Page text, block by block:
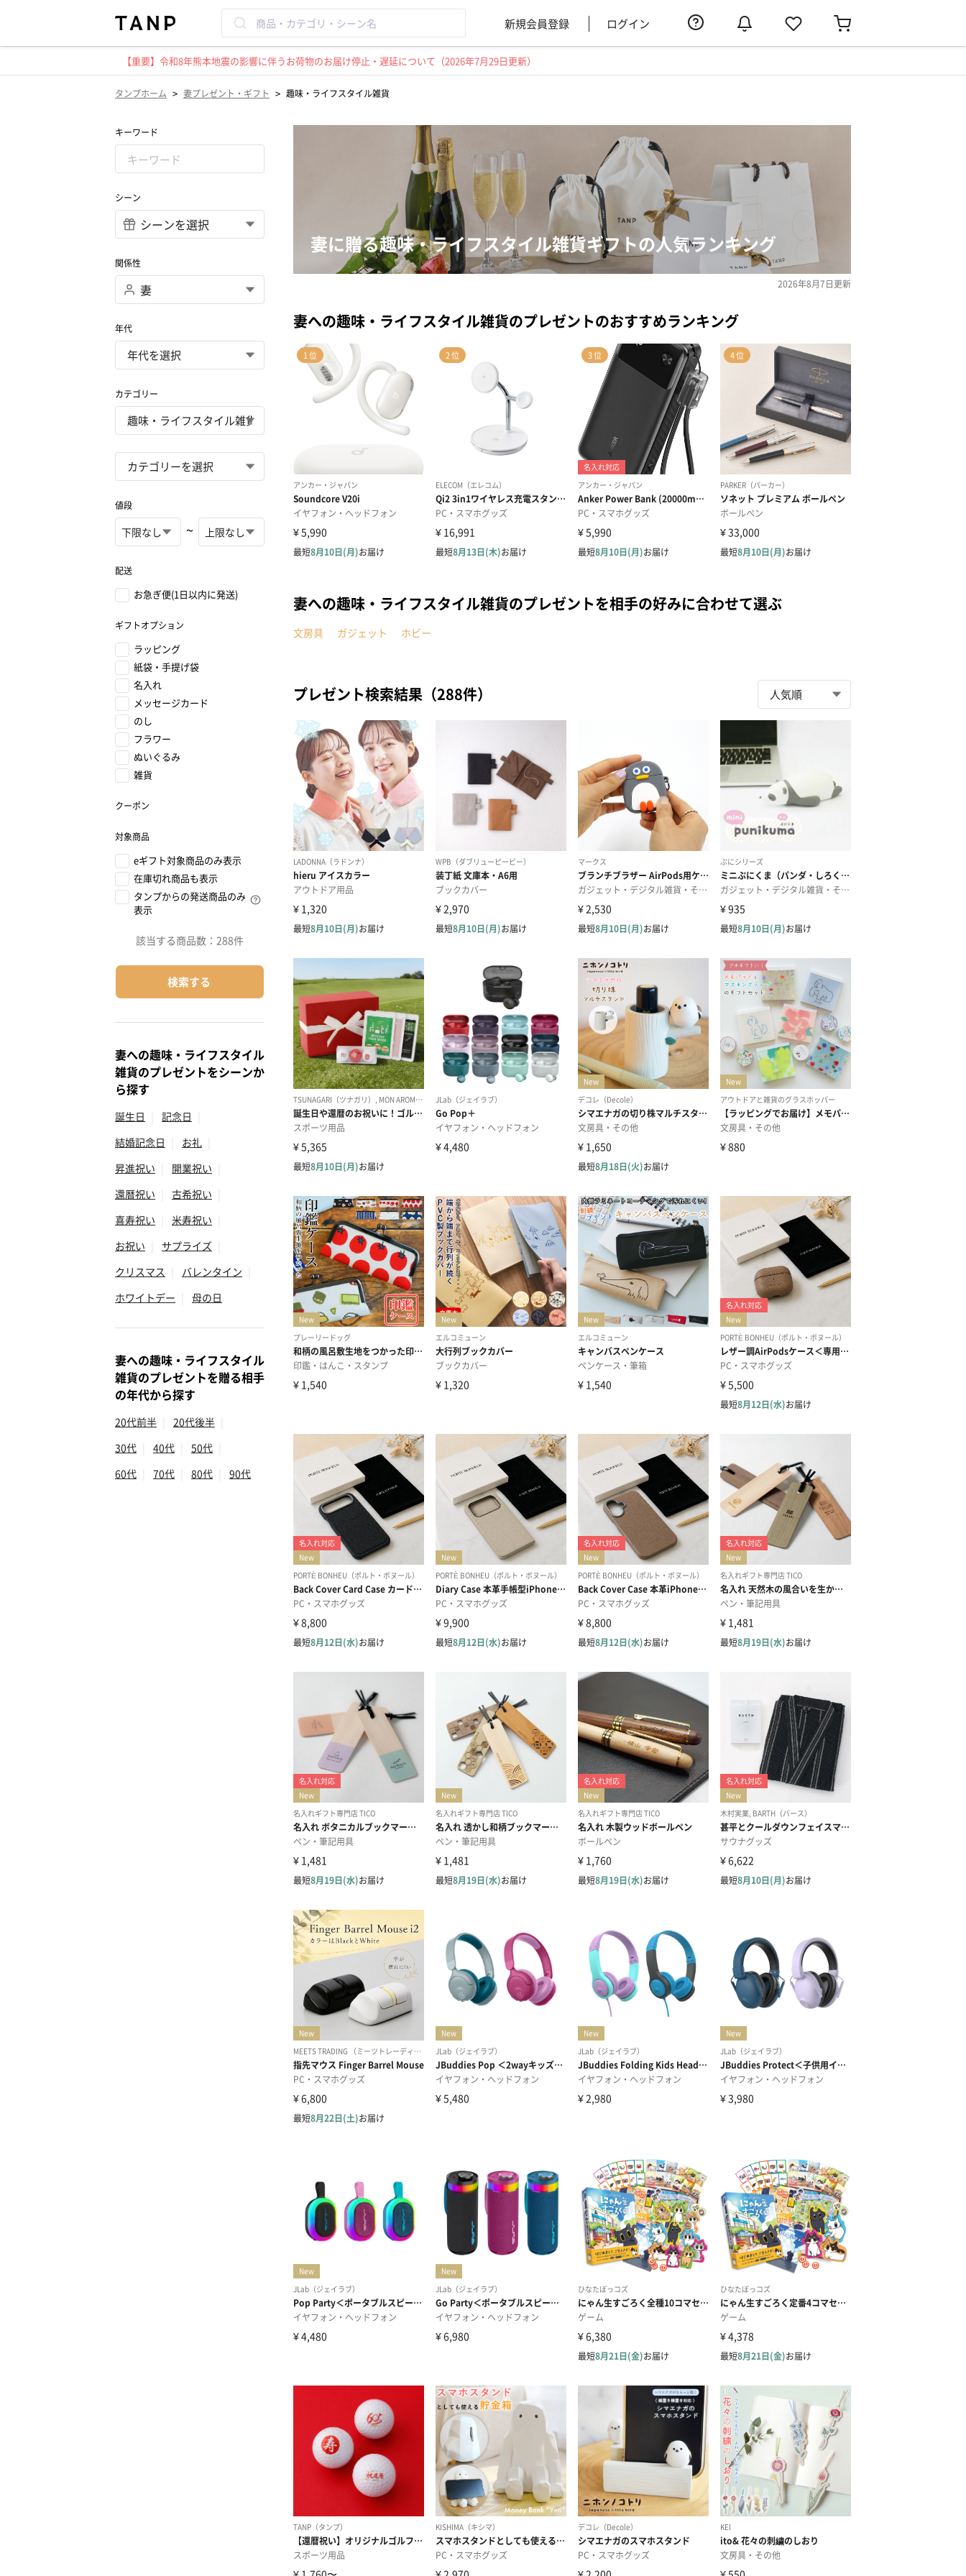
新規会員登録 ログイン
【重要】令和8年熊本地震の影響に伴うお荷物のお届け停止・遅延について（2026年7月29日更新）
タンプホーム > 妻プレゼント・ギフト > 趣味・ライフスタイル雑貨
キーワード
シーン
関係性
年代
カテゴリー
値段
~
配送
お急ぎ便(1日以内に発送)
ギフトオプション
ラッピング
紙袋・手提げ袋
名入れ
メッセージカード
のし
フラワー
ぬいぐるみ
雑貨
クーポン
対象商品
eギフト対象商品のみ表示
在庫切れ商品も表示
タンプからの発送商品のみ
表示
該当する商品数： 288件
検索する
妻への趣味・ライフスタイル
雑貨のプレゼントをシーンか
ら探す
誕生日 記念日
結婚記念日
お礼
昇進祝い
開業祝い
還暦祝い
古希祝い
喜寿祝い
米寿祝い
お祝い
サプライズ
クリスマス
バレンタイン
ホワイトデー
母の日
妻への趣味・ライフスタイル
雑貨のプレゼントを贈る相手
の年代から探す
20代前半 20代後半
30代
40代 50代
60代
70代 80代 90代
妻に贈る趣味・ライフスタイル雑貨ギフトの人気ランキング
2026年8月7日更新
妻への趣味・ライフスタイル雑貨のプレゼントのおすすめランキング
妻への趣味・ライフスタイル雑貨のプレゼントを相手の好みに合わせて選ぶ
文房具 ガジェット ホビー
プレゼント検索結果（288件）